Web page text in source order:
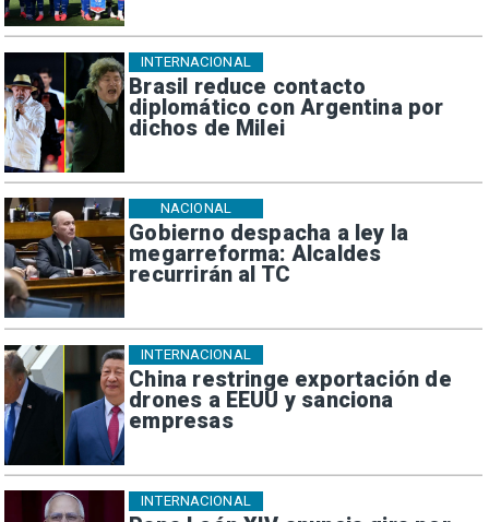
Brasil reduce contacto
diplomático con Argentina por
dichos de Milei
INTERNACIONAL
Gobierno despacha a ley la
megarreforma: Alcaldes
recurrirán al TC
NACIONAL
China restringe exportación de
drones a EEUU y sanciona
empresas
INTERNACIONAL
INTERNACIONAL